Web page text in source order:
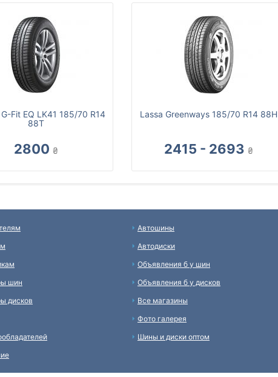
Fit EQ LK41 185/70 R14
88T
2800 ₴
Lassa Greenways 185/70 R14 88H
2415 - 2693 ₴
шин
дисков
Автошины
Автодиски
Объявления б у шин
Объявления б у дисков
Все магазины
Фото галерея
Шины и диски оптом